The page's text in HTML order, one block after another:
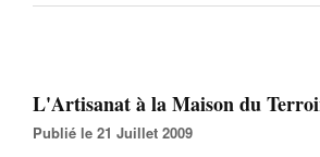
L'Artisanat à la Maison du
Publié le 21 Juillet 2009